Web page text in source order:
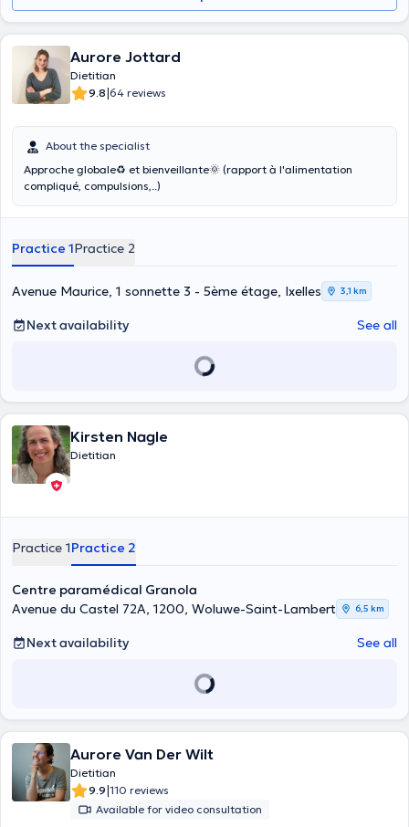
Aurore Jottard
Dietitian
9.8|64 reviews
About the specialist
Approche globale♻ et bienveillante🌞 (rapport à l'alimentation
compliqué, compulsions,..)
Practice 1Practice 2
Avenue Maurice, 1 sonnette 3 - 5ème étage, Ixelles 3,1 km
Next availability See all
Kirsten Nagle
Dietitian
Practice 1Practice 2
Centre paramédical Granola
Avenue du Castel 72A, 1200, Woluwe-Saint-Lambert
6,5 km
Next availability See all
Aurore Van Der Wilt
Dietitian
9.9|110 reviews
Available for video consultation